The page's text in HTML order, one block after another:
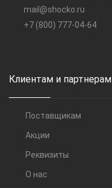
mail@shocko.ru
+7 (800) 777-04-64
Клиентам и партнерам
Поставщикам
Акции
Реквизиты
О нас